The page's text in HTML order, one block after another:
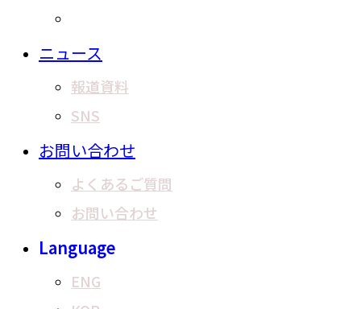
ニュース
報道資料
SNS
お問い合わせ
よくあるご質問
お問い合わせ
Language
ENG